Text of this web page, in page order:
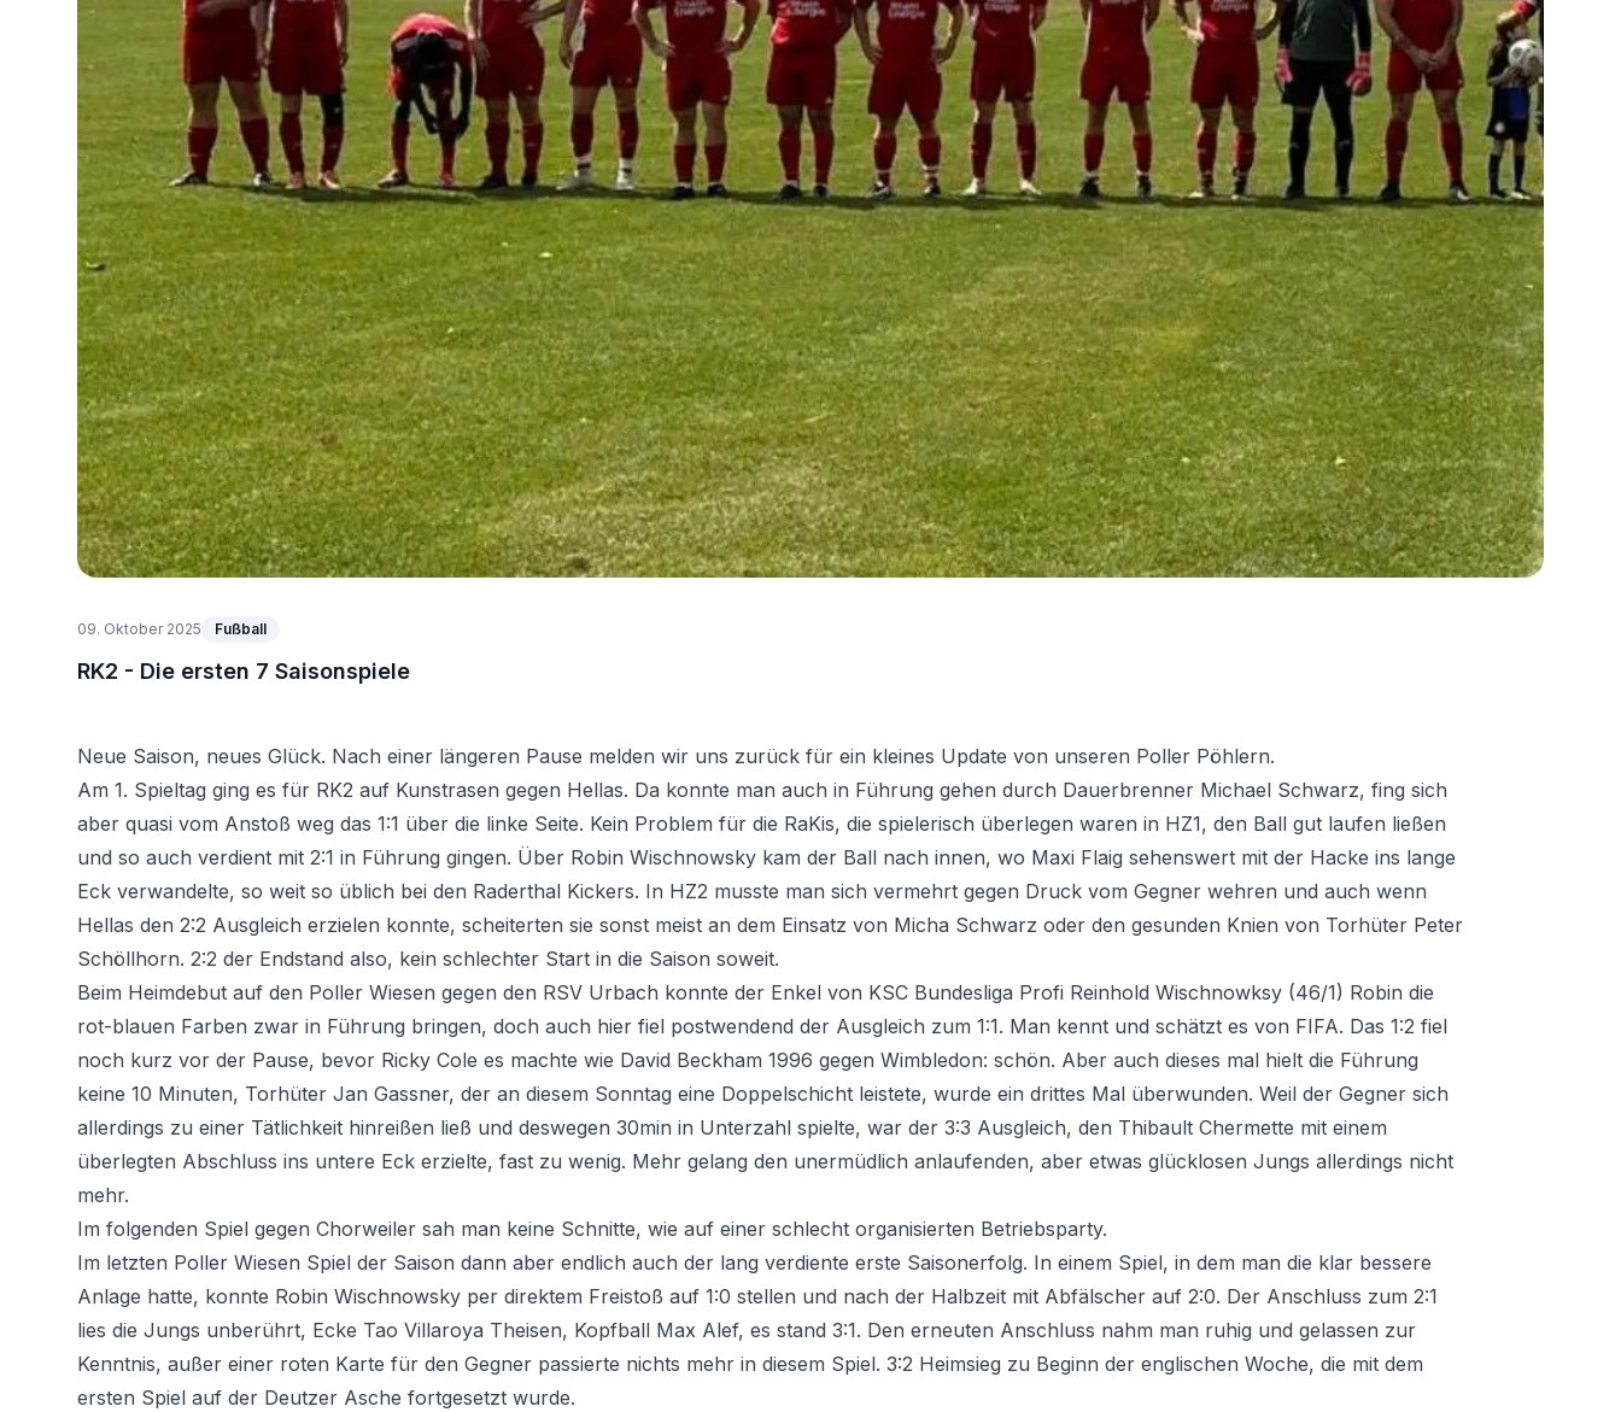
09. Oktober 2025 Fußball
RK2 - Die ersten 7 Saisonspiele
Neue Saison, neues Glück. Nach einer längeren Pause melden wir uns zurück für ein kleines Update von unseren Poller Pöhlern.
Am 1. Spieltag ging es für RK2 auf Kunstrasen gegen Hellas. Da konnte man auch in Führung gehen durch Dauerbrenner Michael Schwarz, fing sich
aber quasi vom Anstoß weg das 1:1 über die linke Seite. Kein Problem für die RaKis, die spielerisch überlegen waren in HZ1, den Ball gut laufen ließen
und so auch verdient mit 2:1 in Führung gingen. Über Robin Wischnowsky kam der Ball nach innen, wo Maxi Flaig sehenswert mit der Hacke ins lange
Eck verwandelte, so weit so üblich bei den Raderthal Kickers. In HZ2 musste man sich vermehrt gegen Druck vom Gegner wehren und auch wenn
Hellas den 2:2 Ausgleich erzielen konnte, scheiterten sie sonst meist an dem Einsatz von Micha Schwarz oder den gesunden Knien von Torhüter Peter
Schöllhorn. 2:2 der Endstand also, kein schlechter Start in die Saison soweit.
Beim Heimdebut auf den Poller Wiesen gegen den RSV Urbach konnte der Enkel von KSC Bundesliga Profi Reinhold Wischnowksy (46/1) Robin die
rot-blauen Farben zwar in Führung bringen, doch auch hier fiel postwendend der Ausgleich zum 1:1. Man kennt und schätzt es von FIFA. Das 1:2 fiel
noch kurz vor der Pause, bevor Ricky Cole es machte wie David Beckham 1996 gegen Wimbledon: schön. Aber auch dieses mal hielt die Führung
keine 10 Minuten, Torhüter Jan Gassner, der an diesem Sonntag eine Doppelschicht leistete, wurde ein drittes Mal überwunden. Weil der Gegner sich
allerdings zu einer Tätlichkeit hinreißen ließ und deswegen 30min in Unterzahl spielte, war der 3:3 Ausgleich, den Thibault Chermette mit einem
überlegten Abschluss ins untere Eck erzielte, fast zu wenig. Mehr gelang den unermüdlich anlaufenden, aber etwas glücklosen Jungs allerdings nicht
mehr.
Im folgenden Spiel gegen Chorweiler sah man keine Schnitte, wie auf einer schlecht organisierten Betriebsparty.
Im letzten Poller Wiesen Spiel der Saison dann aber endlich auch der lang verdiente erste Saisonerfolg. In einem Spiel, in dem man die klar bessere
Anlage hatte, konnte Robin Wischnowsky per direktem Freistoß auf 1:0 stellen und nach der Halbzeit mit Abfälscher auf 2:0. Der Anschluss zum 2:1
lies die Jungs unberührt, Ecke Tao Villaroya Theisen, Kopfball Max Alef, es stand 3:1. Den erneuten Anschluss nahm man ruhig und gelassen zur
Kenntnis, außer einer roten Karte für den Gegner passierte nichts mehr in diesem Spiel. 3:2 Heimsieg zu Beginn der englischen Woche, die mit dem
ersten Spiel auf der Deutzer Asche fortgesetzt wurde.